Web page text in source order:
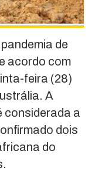
de
acordo com
feira (28)
A
considerada a
dois
do